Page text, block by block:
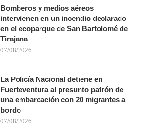
Bomberos y medios aéreos
intervienen en un incendio declarado
en el ecoparque de San Bartolomé de
Tirajana
07/08/2026
La Policía Nacional detiene en
Fuerteventura al presunto patrón de
una embarcación con 20 migrantes a
bordo
07/08/2026